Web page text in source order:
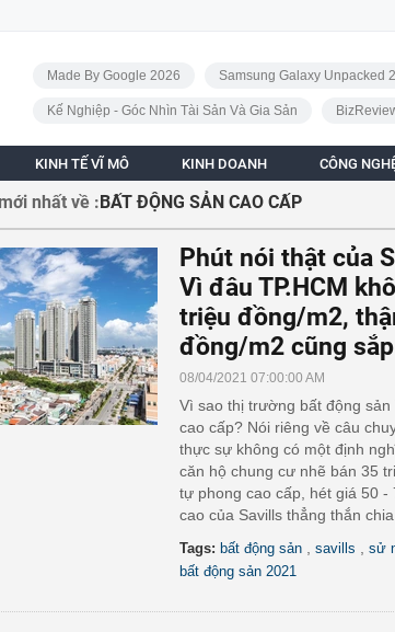
Made By Google 2026
Samsung Galaxy Unpacked
Kế Nghiệp - Góc Nhìn Tài Sản Và Gia Sản
KINH TẾ VĨ MÔ KINH DOANH CÔNG
nhất về :BẤT ĐỘNG SẢN CAO CẤP
Phút nói thật của
Vì đâu TP.HCM
triệu đồng/m2,
đồng/m2 cũng
08/04/2021 07:00:00 AM
Vì sao thị trường bất động
cao cấp? Nói riêng về câu
thực sự không có một định
căn hộ chung cư nhẽ bán 35
tự phong cao cấp, hét giá 50
cao của Savills thẳng thắn chia
Tags: bất động sản savills sử
bất động sản 2021